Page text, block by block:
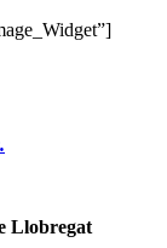
Llobregat